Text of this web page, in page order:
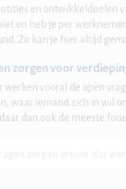
en ontwikkeldoelen
en heb je per
Zo kan je hier altijd
zorgen voor
werken vooral de open
waar iemand zich in wil
dan ook de meeste
zorgen ervoor dat